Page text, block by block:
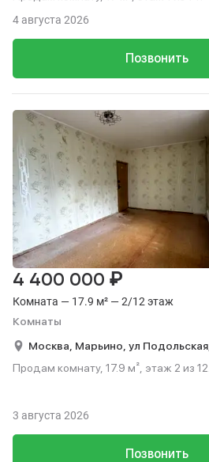
Позвонить
4 августа 2026
Комната — 17.9 м² — 2/12 этаж
Комнаты
4 400 000 ₽
Москва, Марьино, ул Подольская,
Продам комнату, 17.9 м², этаж 2 из 12.
Позвонить
3 августа 2026